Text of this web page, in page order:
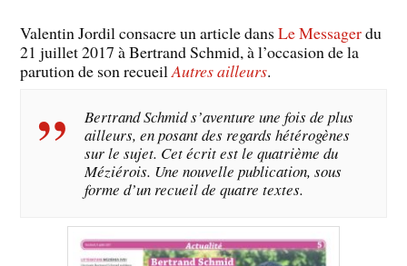
Valentin Jordil consacre un article dansLe Messagerdu
21 juillet 2017 à Bertrand Schmid, à l’occasion de la
parution de son recueilAutres ailleurs.
Bertrand Schmid s’aventure une fois de plus
ailleurs, en posant des regards hétérogènes
sur le sujet. Cet écrit est le quatrième du
Méziérois. Une nouvelle publication, sous
forme d’un recueil de quatre textes.